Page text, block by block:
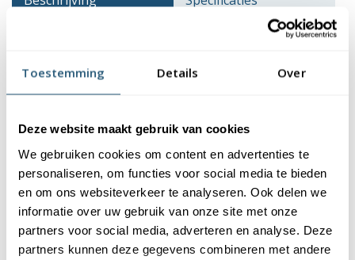
Toestemming Details Over
Deze website maakt gebruik van cookies
We gebruiken cookies om content en advertenties te
personaliseren, om functies voor social media te bieden
en om ons websiteverkeer te analyseren. Ook delen we
informatie over uw gebruik van onze site met onze
partners voor social media, adverteren en analyse. Deze
partners kunnen deze gegevens combineren met andere
Beschrijving
manier om tijdens nationale feestdagen de vlag uit te hangen.
Met name tijdens Koningsdag, Bevrijdingsdag of Koningsdag
wordt massaal de Nederlandse vlag getoond.
Vlaggenstok bij Vlaggen Unie
De aluminium vlaggenstok is voorzien van een kunststof oranje